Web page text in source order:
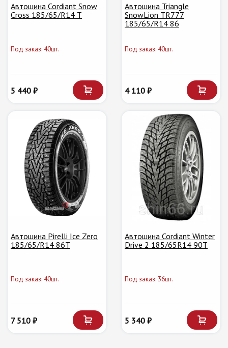
Автошина Cordiant Snow
Cross 185/65/R14 T
Под заказ: 40шт.
5 440 ₽
Автошина Triangle
SnowLion TR777
185/65/R14 86
Под заказ: 40шт.
4 110 ₽
Автошина Pirelli Ice Zero
185/65/R14 86T
Под заказ: 40шт.
7 510 ₽
Автошина Cordiant Winter
Drive 2 185/65R14 90T
Под заказ: 36шт.
5 340 ₽